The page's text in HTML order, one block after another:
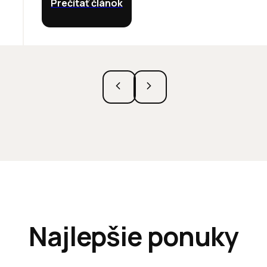
Prečítať článok
Najlepšie ponuky